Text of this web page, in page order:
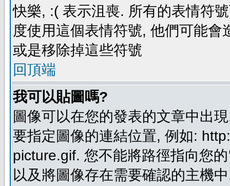
快樂, :( 表示沮喪. 所有的表情符
度使用這個表情符號, 他們可能
或是移除掉這些符號
回頂端
我可以貼圖嗎?
圖像可以在您的發表的文章中出
要指定圖像的連結位置, 例如:
picture.gif. 您不能將路徑指向您
以及將圖像存在需要確認的主機